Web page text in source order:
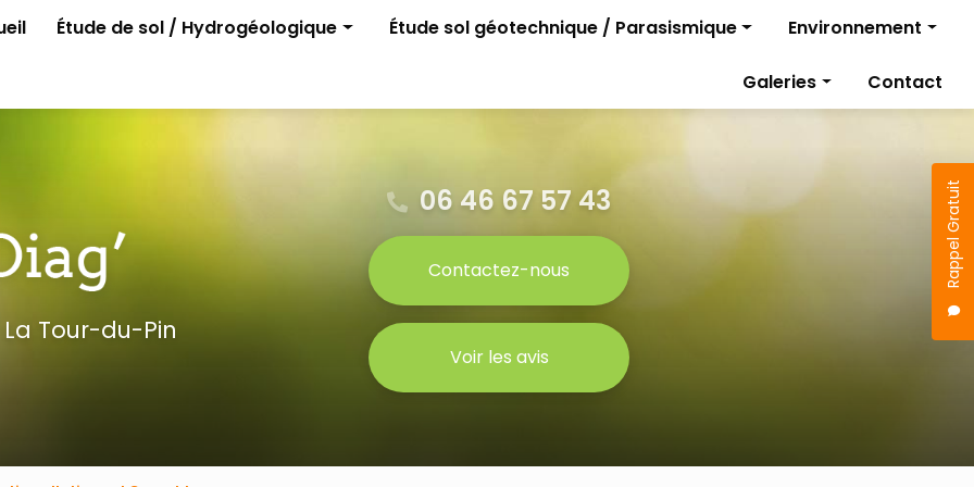
Rappel Gratuit
Étude de sol / Hydrogéologique
Permis d'aménager
Étude sol géotechnique / Parasismique
G2 avant projet
Étude G0
Environnement
Diagnostics
Gestion des travaux
Galeries Contact
Tour-du-Pin
06 46 67 57 43
Contactez-nous
Voir les avis